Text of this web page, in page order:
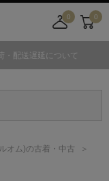
0
舗
カ
ト
0
・配送遅延について
オム)の古着・中古